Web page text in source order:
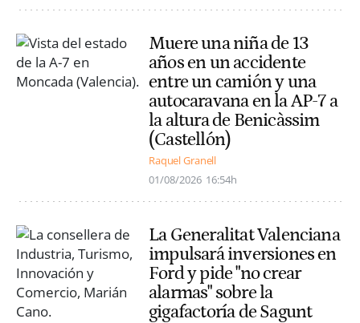
Muere una niña de 13
años en un accidente
entre un camión y una
autocaravana en la AP-7 a
la altura de Benicàssim
(Castellón)
Raquel Granell
01/08/2026 16:54h
La Generalitat Valenciana
impulsará inversiones en
Ford y pide "no crear
alarmas" sobre la
gigafactoría de Sagunt